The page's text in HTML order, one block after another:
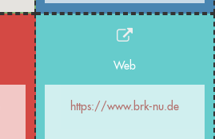
Web
https://www.brk-nu.de